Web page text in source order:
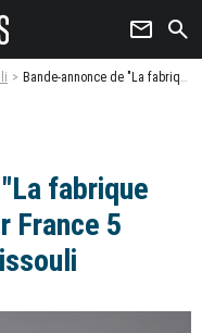
newsletter search
Bande-annonce de "La fabrique du mensonge" sur France 5 avec Karim Rissouli - Vidéo
fabrique
France 5